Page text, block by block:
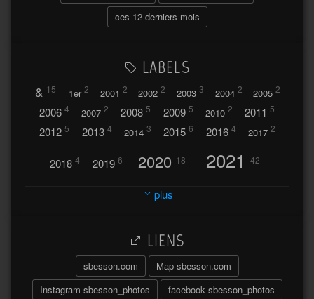
ces 12 derniers mois
LABELS
& 15 1er 2 2001 2 2002 2 2003 3 2004 2 2005 2
2006 4 2007 2 2008 5 2009 5 2010 2 2011 5
2012 5 2013 4 2014 3 2015 6 2016 4 2017 2
2018 4 2019 6 2020 18 2021 42
2023 32
2026
A travers l'hublot 17 Abländschen 3
plus
LIENS
sbesson.com
Map sbesson.com
Instagram sbesson_photos
facebook sbesson_photos